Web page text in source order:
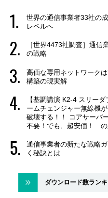
世界の通信事業者33社の
レベルへ
［世界4473社調査］通信
の戦略
高価な専用ネットワーク
構築の現実解
【基調講演 K2-4 スリー
ームチェンジャー無線機
破壊する！！ コアサーバ
不要！でも、超安価！ の
通信事業者の新たな戦略
く秘訣とは
ダウンロード数ラン